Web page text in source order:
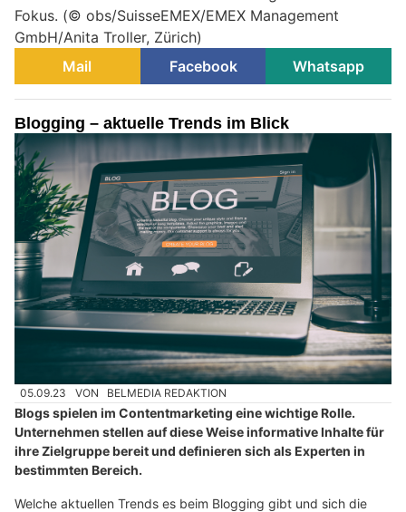
Fokus. (© obs/SuisseEMEX/EMEX Management
GmbH/Anita Troller, Zürich)
Mail
Facebook Whatsapp
Blogging – aktuelle Trends im Blick
05.09.23 VON BELMEDIA REDAKTION
Blogs spielen im Contentmarketing eine wichtige Rolle.
Unternehmen stellen auf diese Weise informative Inhalte für
ihre Zielgruppe bereit und definieren sich als Experten in
bestimmten Bereich.
Welche aktuellen Trends es beim Blogging gibt und sich die